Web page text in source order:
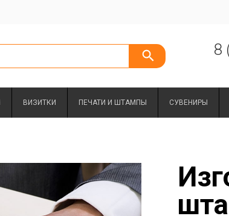
8
ВИЗИТКИ ПЕЧАТИ И ШТАМПЫ СУВЕНИРЫ